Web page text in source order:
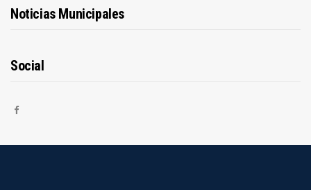
Noticias Municipales
Social